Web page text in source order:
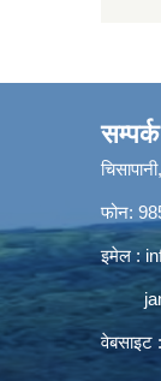
फोन:
इमेल :
वेबसाइट :